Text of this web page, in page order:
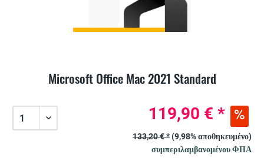
Microsoft Office Mac 2021 Standard
119,90 € *
133,20 € *(9,98% αποθηκευμένο)
συμπεριλαμβανομένου ΦΠΑ